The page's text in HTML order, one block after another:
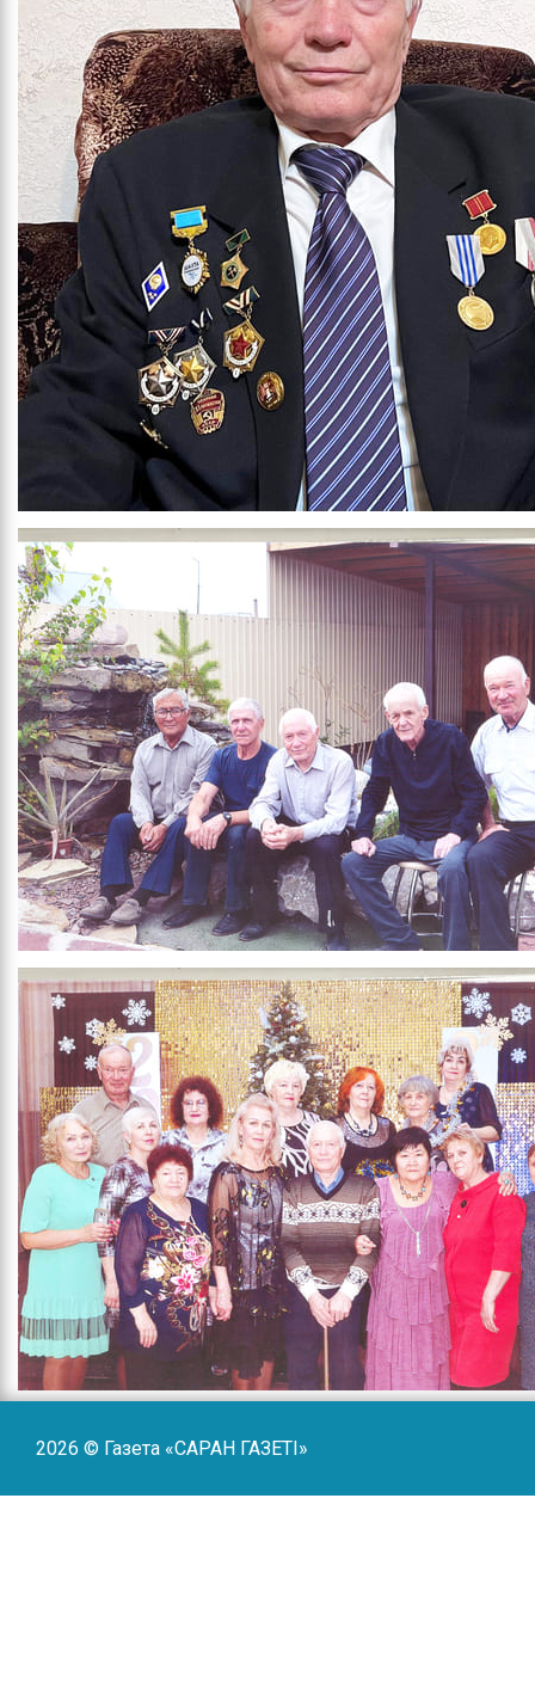
2026 © Газета «САРАН ГАЗЕТI»